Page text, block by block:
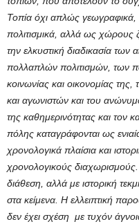
Τοπία όχι απλώς γεωγραφικά,
πολιτισμικά, αλλά ως
την ελκυστική διαδικασία
πολλαπλών πολιτισμών, των
κοινωνίας και οικονομίας
και αγωνιστών και του
της καθημερινότητας και τον
πόλης καταγράφονται ως
χρονολογικά πλαίσια και
χρονολογικούς διαχωρισμούς.
διάθεση, αλλά με ιστορική
στα κείμενα. Η ελλειπτική
δεν έχει σχέση με τυχόν